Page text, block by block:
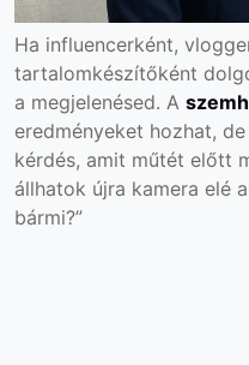
Ha influencerként,
tartalomkészítőként
a megjelenésed. A
eredményeket hozhat,
kérdés, amit műtét előtt
állhatok újra kamera elé
bármi?”